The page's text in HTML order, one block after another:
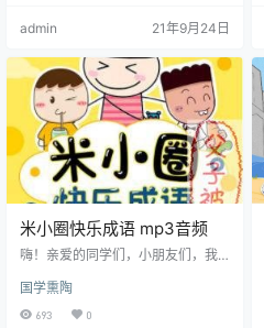
人喜爱的卡通人物,深入浅出的表达
于领会及乐趣无穷。 每集只有2~3
分钟，动画非常活泼。对于宝妈自
己，也是非常珍贵的童年回忆哈。
资源目录 【合集】成语动画廊【国
语】 (P00…
admin 21年9月24日
米小圈快乐成语 mp3音频
嗨！亲爱的同学们，小朋友们，我
的日子里，我要和大家一起在成语
的世界里遨游了，在这里我会为大
国学熏陶
693 0